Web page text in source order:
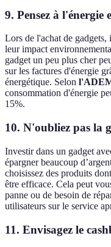
9. Pensez à
Lors de l'achat de
leur impact
gadget un peu plus cher
sur les factures d'énergie
énergétique. Selon
consommation d'énergie
15%.
10. N'oubliez pas la
Investir dans un gadget
épargner beaucoup
choisissez des produits
être efficace. Cela peut
panne ou de besoin de
utilisateurs sur le service
11. Envisagez le